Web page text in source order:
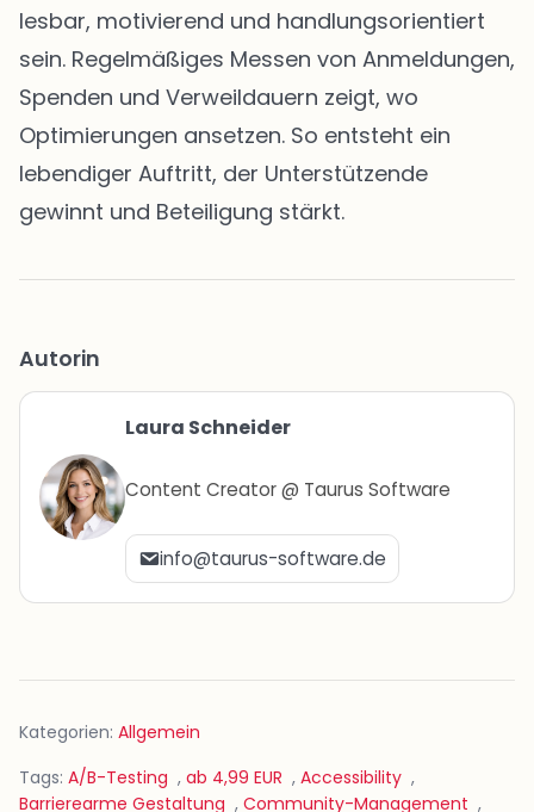
lesbar, motivierend und handlungsorientiert
sein. Regelmäßiges Messen von Anmeldungen,
Spenden und Verweildauern zeigt, wo
Optimierungen ansetzen. So entsteht ein
lebendiger Auftritt, der Unterstützende
gewinnt und Beteiligung stärkt.
Autorin
Laura Schneider
Content Creator @ Taurus Software
info@taurus-software.de
Kategorien: Allgemein
Tags: A/B-Testing , ab 4,99 EUR , Accessibility ,
Barrierearme Gestaltung , Community-Management ,